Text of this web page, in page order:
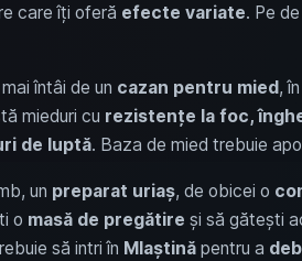
care îți oferă efecte variate. Pe
întâi de un cazan pentru mied,
mieduri cu rezistențe la foc,
de luptă. Baza de mied trebuie
un preparat uriaș, de obicei o
o masă de pregătire și să gătești
să intri în Mlaștinăpentru a